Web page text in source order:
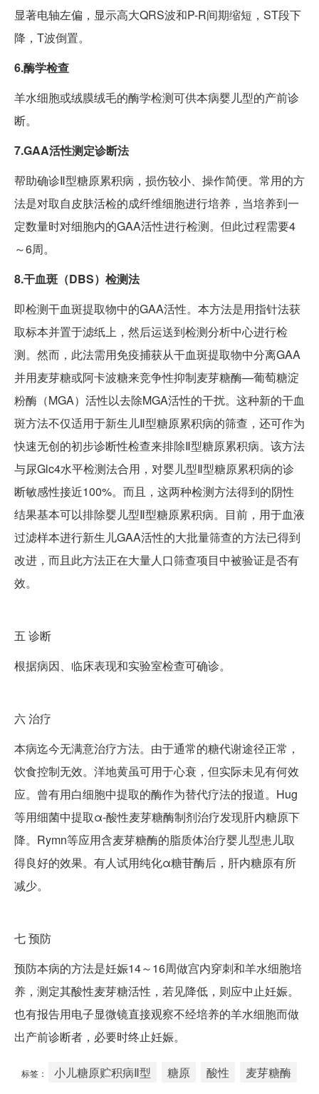
显著电轴左偏，显示高大QRS波和P-R间期缩短，ST段下
降，T波倒置。
6.酶学检查
羊水细胞或绒膜绒毛的酶学检测可供本病婴儿型的产前诊
断。
7.GAA活性测定诊断法
帮助确诊Ⅱ型糖原累积病，损伤较小、操作简便。常用的方
法是对取自皮肤活检的成纤维细胞进行培养，当培养到一
定数量时对细胞内的GAA活性进行检测。但此过程需要4
～6周。
8.干血斑（DBS）检测法
即检测干血斑提取物中的GAA活性。本方法是用指针法获
取标本并置于滤纸上，然后运送到检测分析中心进行检
测。然而，此法需用免疫捕获从干血斑提取物中分离GAA
并用麦芽糖或阿卡波糖来竞争性抑制麦芽糖酶—葡萄糖淀
粉酶（MGA）活性以去除MGA活性的干扰。这种新的干血
斑方法不仅适用于新生儿Ⅱ型糖原累积病的筛查，还可作为
快速无创的初步诊断性检查来排除Ⅱ型糖原累积病。该方法
与尿Glc4水平检测法合用，对婴儿型Ⅱ型糖原累积病的诊
断敏感性接近100%。而且，这两种检测方法得到的阴性
结果基本可以排除婴儿型Ⅱ型糖原累积病。目前，用于血液
过滤样本进行新生儿GAA活性的大批量筛查的方法已得到
改进，而且此方法正在大量人口筛查项目中被验证是否有
效。
五 诊断
根据病因、临床表现和实验室检查可确诊。
六治疗
本病迄今无满意治疗方法。由于通常的糖代谢途径正常，
饮食控制无效。洋地黄虽可用于心衰，但实际未见有何效
应。曾有用白细胞中提取的酶作为替代疗法的报道。Hug
等用细菌中提取α-酸性麦芽糖酶制剂治疗发现肝内糖原下
降。Rymn等应用含麦芽糖酶的脂质体治疗婴儿型患儿取
得良好的效果。有人试用纯化α糖苷酶后，肝内糖原有所
减少。
七预防
预防本病的方法是妊娠14～16周做宫内穿刺和羊水细胞培
养，测定其酸性麦芽糖活性，若见降低，则应中止妊娠。
也有报告用电子显微镜直接观察不经培养的羊水细胞而做
出产前诊断者，必要时终止妊娠。
标签： 小儿糖原贮积病Ⅱ型 糖原 酸性 麦芽糖酶